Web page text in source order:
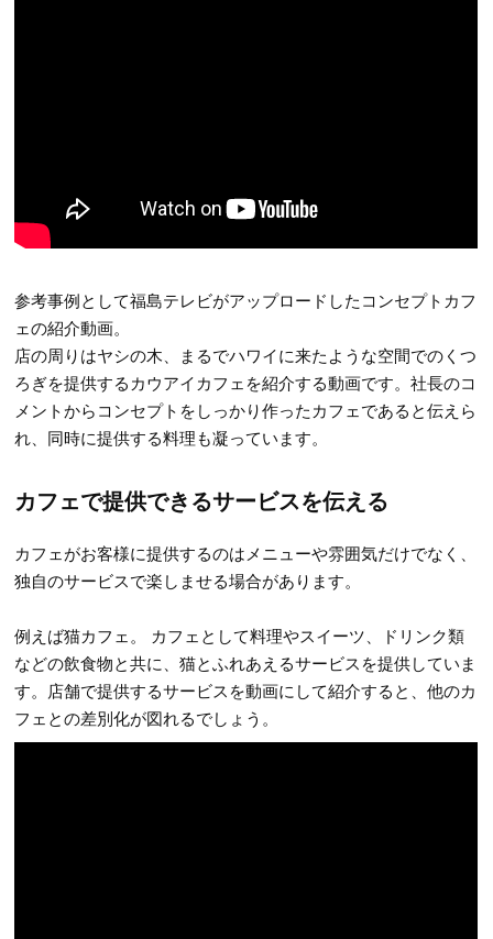
参考事例として福島テレビがアップロードしたコンセプトカフ
ェの紹介動画。
店の周りはヤシの木、まるでハワイに来たような空間でのくつ
ろぎを提供するカウアイカフェを紹介する動画です。社長のコ
メントからコンセプトをしっかり作ったカフェであると伝えら
れ、同時に提供する料理も凝っています。
カフェで提供できるサービスを伝える
カフェがお客様に提供するのはメニューや雰囲気だけでなく、
独自のサービスで楽しませる場合があります。
例えば猫カフェ。 カフェとして料理やスイーツ、ドリンク類
などの飲食物と共に、猫とふれあえるサービスを提供していま
す。店舗で提供するサービスを動画にして紹介すると、他のカ
フェとの差別化が図れるでしょう。